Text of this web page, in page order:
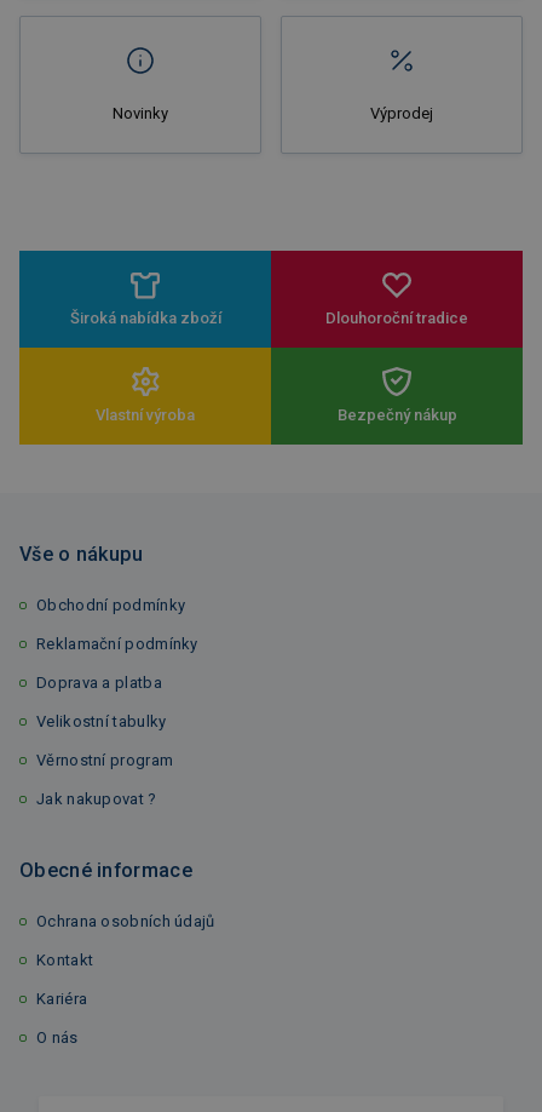
Novinky Výprodej
Široká nabídka zboží Dlouhoroční tradice
Vlastní výroba Bezpečný nákup
Vše o nákupu
Obchodní podmínky
Reklamační podmínky
Doprava a platba
Velikostní tabulky
Věrnostní program
Jak nakupovat ?
Obecné informace
Ochrana osobních údajů
Kontakt
Kariéra
O nás